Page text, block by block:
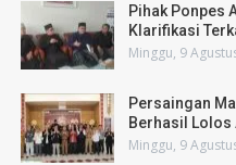
Pihak Ponpes
Klarifikasi
Minggu, 9
Persaingan
Berhasil
Minggu, 9